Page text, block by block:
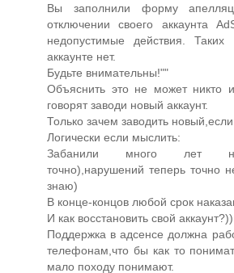
Вы заполнили форму
отключении своего аккаунта
недопустимые действия.
аккаунте нет.
Будьте внимательны!""
Объяснить это не может никто
говорят заводи новый аккаунт.
Только зачем заводить
Логически если мыслить:
Забанили много лет
точно),нарушений теперь точно
знаю)
В конце-концов любой срок
И как восстановить свой аккаунт?))
Поддержка в адсенсе должна
телефонам,что бы как то
мало походу понимают.